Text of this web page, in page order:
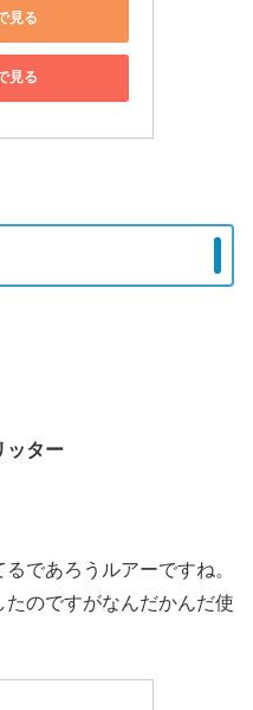
見る
見る
ッター
であろうルアーですね。
たのですがなんだかんだ使